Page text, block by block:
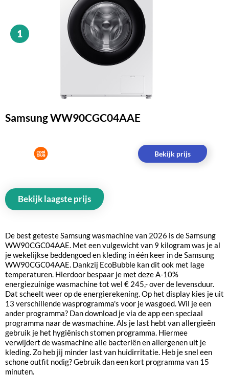
1
Samsung WW90CGC04AAE
Bekijk prijs
Bekijk laagste prijs
De best geteste Samsung wasmachine van 2026 is de Samsung
WW90CGC04AAE. Met een vulgewicht van 9 kilogram was je al
je wekelijkse beddengoed en kleding in één keer in de Samsung
WW90CGC04AAE. Dankzij EcoBubble kan dit ook met lage
temperaturen. Hierdoor bespaar je met deze A-10%
energiezuinige wasmachine tot wel € 245,- over de levensduur.
Dat scheelt weer op de energierekening. Op het display kies je uit
13 verschillende wasprogramma's voor je wasgoed. Wil je een
ander programma? Dan download je via de app een speciaal
programma naar de wasmachine. Als je last hebt van allergieën
gebruik je het hygiënisch stomen programma. Hiermee
verwijdert de wasmachine alle bacteriën en allergenen uit je
kleding. Zo heb jij minder last van huidirritatie. Heb je snel een
schone outfit nodig? Gebruik dan een kort programma van 15
minuten.